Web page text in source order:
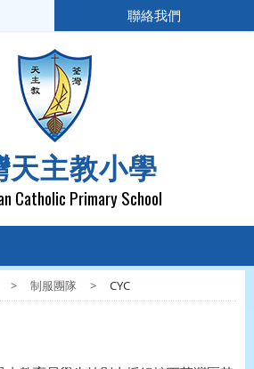
天主教小學
Catholic Primary School
聯絡我們
> 制服團隊 > CYC